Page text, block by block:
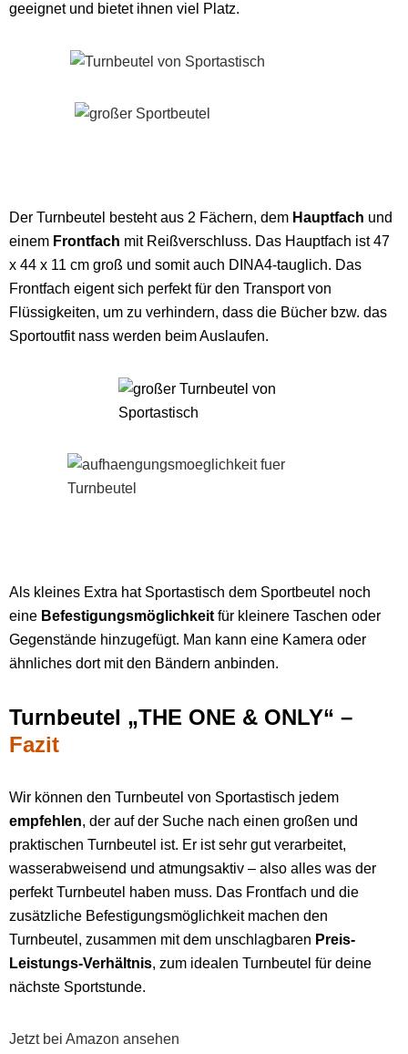
geeignet und bietet ihnen viel Platz.
Der Turnbeutel besteht aus 2 Fächern, dem Hauptfach und
einem Frontfach mit Reißverschluss. Das Hauptfach ist 47
x 44 x 11 cm groß und somit auch DINA4-tauglich. Das
Frontfach eigent sich perfekt für den Transport von
Flüssigkeiten, um zu verhindern, dass die Bücher bzw. das
Sportoutfit nass werden beim Auslaufen.
Als kleines Extra hat Sportastisch dem Sportbeutel noch
eine Befestigungsmöglichkeit für kleinere Taschen oder
Gegenstände hinzugefügt. Man kann eine Kamera oder
ähnliches dort mit den Bändern anbinden.
Turnbeutel „THE ONE & ONLY“ –
Fazit
Wir können den Turnbeutel von Sportastisch jedem
empfehlen, der auf der Suche nach einen großen und
praktischen Turnbeutel ist. Er ist sehr gut verarbeitet,
wasserabweisend und atmungsaktiv – also alles was der
perfekt Turnbeutel haben muss. Das Frontfach und die
zusätzliche Befestigungsmöglichkeit machen den
Turnbeutel, zusammen mit dem unschlagbaren Preis-
Leistungs-Verhältnis, zum idealen Turnbeutel für deine
nächste Sportstunde.
Jetzt bei Amazon ansehen